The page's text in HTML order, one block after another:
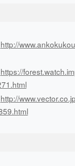
http://
https://
http://